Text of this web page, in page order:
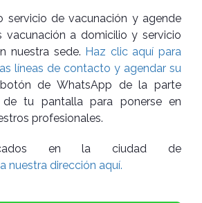
servicio de vacunación y agende
vacunación a domicilio y servicio
nuestra sede. Haz clic aquí para
líneas de contacto y agendar su
de WhatsApp de la parte
de tu pantalla para ponerse en
profesionales.
en la ciudad de
nuestra dirección aquí.